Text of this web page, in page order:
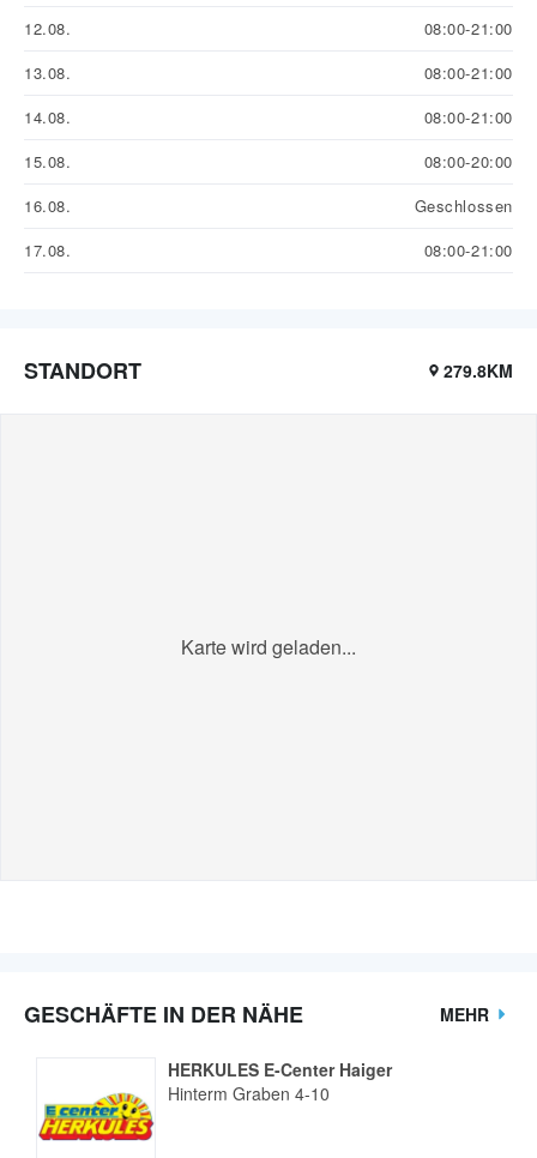
12.08.
08:00-21:00
13.08.
08:00-21:00
14.08.
08:00-21:00
15.08.
08:00-20:00
16.08.
Geschlossen
17.08.
08:00-21:00
STANDORT 279.8KM
Karte wird geladen...
GESCHÄFTE IN DER NÄHE MEHR
HERKULES E-Center Haiger
Hinterm Graben 4-10